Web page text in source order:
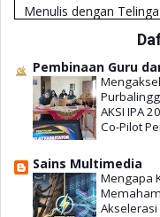
Panduan Literasi Digital
Pengembangan
Diklat Penguatan
Menulis dengan Telinga
Kiat Menulis Karya
Mencerna Buku Teks
Gramatika
101 Penulis Kaya, Asli
Kesalahan-kesalahan
Pembinaan Guru
AKSI IPA
Co-Pilot
Sains Multimedia
Mengapa
Akselerasi